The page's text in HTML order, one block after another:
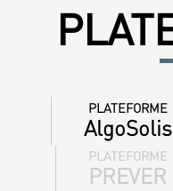
PLATEFORME
AlgoSolis
PLATEFORME
PREVER